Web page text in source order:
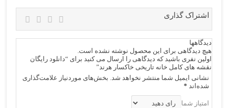
اشتراک گذاری
دیدگاهها
هیچ دیدگاهی برای این محصول نوشته نشده است.
اولین نفری باشید که دیدگاهی را ارسال می کنید برای “دانلود رایگان
نقشه های کامل خانه تاریخی خاکسار هرند”
نشانی ایمیل شما منتشر نخواهد شد. بخش‌های موردنیاز علامت‌گذاری
شده‌اند *
امتیاز شما